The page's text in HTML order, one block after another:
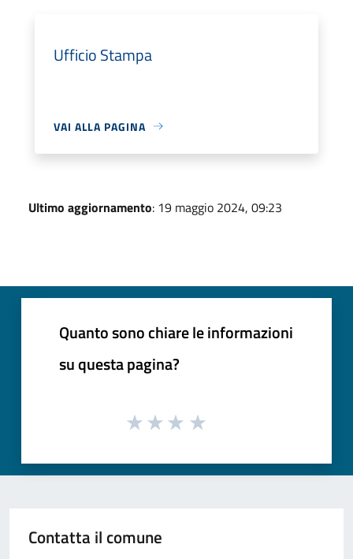
Ufficio Stampa
VAI ALLA PAGINA
Ultimo aggiornamento: 19 maggio 2024, 09:23
Quanto sono chiare le informazioni
su questa pagina?
Contatta il comune